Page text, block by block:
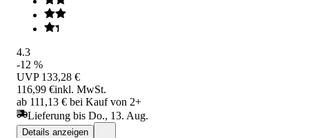
4.3
-12 %
UVP 133,28 €
116,99 €inkl. MwSt.
ab 111,13 € bei Kauf von 2+
Lieferung bis Do., 13. Aug.
Details anzeigen